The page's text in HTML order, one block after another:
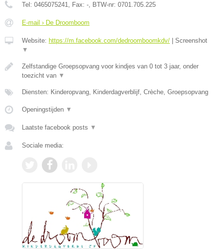
Tel: 0465075241, Fax: -, BTW-nr: 0701.705.225
E-mail › De Droomboom
Website: https://m.facebook.com/dedroomboomkdv/
Screenshot
▼
Zelfstandige Groepsopvang voor kindjes van 0 tot 3 jaar, onder
toezicht van ▼
Diensten: Kinderopvang, Kinderdagverblijf, Crèche, Groepsopvang
Openingstijden ▼
Laatste facebook posts ▼
Sociale media: